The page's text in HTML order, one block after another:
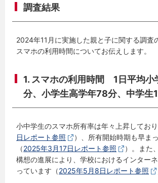
調査結果
2024年11月に実施した親と子に関する調査
スマホの利用時間についてお伝えします。
1. スマホの利用時間 1日平均小
分、小学生高学年78分、中学生
小中学生のスマホ所有率は年々上昇してお
日レポート参照
）、所有開始時期も早ま
（2025年3月17日レポート参照
）。また
構想の進展により、学校におけるインター
っています（2025年5月8日レポート参照